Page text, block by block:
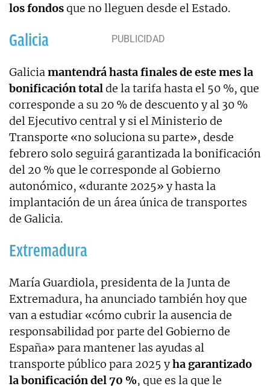
los fondosque no lleguen desde el Estado.
Galicia
Galiciamantendrá hasta finales de este mes la
bonificación totalde la tarifa hasta el 50 %, que
corresponde a su 20 % de descuento y al 30 %
del Ejecutivo central y si el Ministerio de
Transporte «no soluciona su parte», desde
febrero solo seguirá garantizada la bonificación
del 20 % que le corresponde al Gobierno
autonómico, «durante 2025» y hasta la
implantación de un área única de transportes
de Galicia.
Extremadura
María Guardiola, presidenta de la Junta de
Extremadura, ha anunciado también hoy que
van a estudiar «cómo cubrir la ausencia de
responsabilidad por parte del Gobierno de
España» para mantener las ayudas al
transporte público para 2025 yha garantizado
la bonificación del 70 %, que es la que le